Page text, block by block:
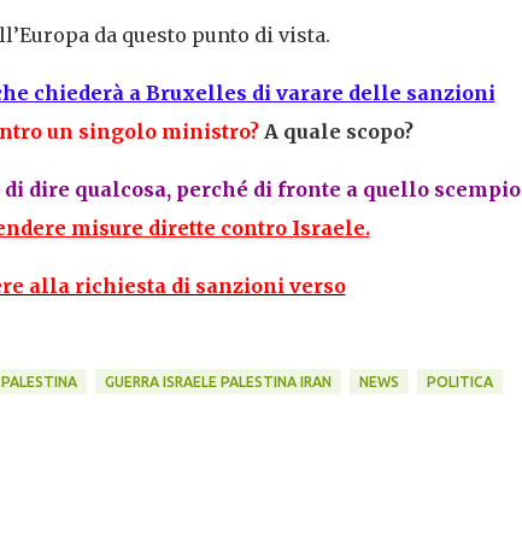
da questo punto di vista.
chiederà a Bruxelles di varare delle sanzioni
un singolo ministro? A quale scopo?
di dire qualcosa, perché di fronte a quello scempio
misure dirette contro Israele.
alla richiesta di sanzioni verso
PALESTINA GUERRA ISRAELE PALESTINA IRAN NEWS POLITICA